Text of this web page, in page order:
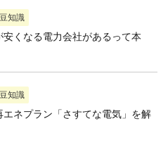
知識
安くなる電力会社があるって本
知識
エネプラン「さすてな電気」を解